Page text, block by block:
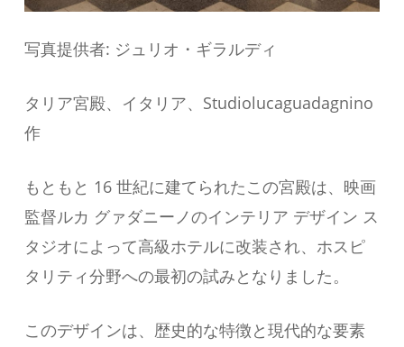
写真提供者: ジュリオ・ギラルディ
タリア宮殿、イタリア、Studiolucaguadagnino
作
もともと 16 世紀に建てられたこの宮殿は、映画
監督ルカ グァダニーノのインテリア デザイン ス
タジオによって高級ホテルに改装され、ホスピ
タリティ分野への最初の試みとなりました。
このデザインは、歴史的な特徴と現代的な要素